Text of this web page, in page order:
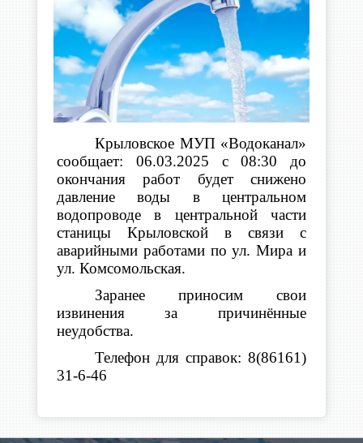
Крыловское МУП «Водоканал»
сообщает:
06.03.2025 с 08:30 до
окончания работ будет снижено
давление воды в центральном
водопроводе в центральной части
станицы Крыловской в связи с
аварийными работами по ул. Мира и
ул. Комсомольская.
Заранее приносим свои
извинения за причинённые
неудобства.
Телефон для справок: 8(86161)
31-6-46